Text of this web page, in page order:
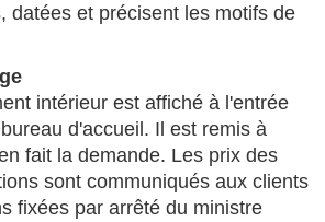
datées et précisent les motifs de
intérieur est affiché à l'entrée
d'accueil. Il est remis à
fait la demande. Les prix des
sont communiqués aux clients
fixées par arrêté du ministre